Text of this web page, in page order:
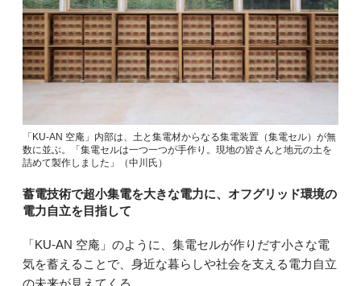
「KU-AN 空庵」内部は、土と集電材からなる集電装置（集電セル）が無
数に並ぶ。「集電セルは一つ一つが手作り。現地の皆さんと地元の土を
詰めて製作しました」（中川氏）
蓄電技術で超小集電を大きな電力に、オフグリッド環境の
電力自立を目指して
「KU-AN 空庵」のように、集電セルが作りだす小さな電
気を蓄えることで、身近な暮らしや社会を支える電力自立
の未来が見えてくる。